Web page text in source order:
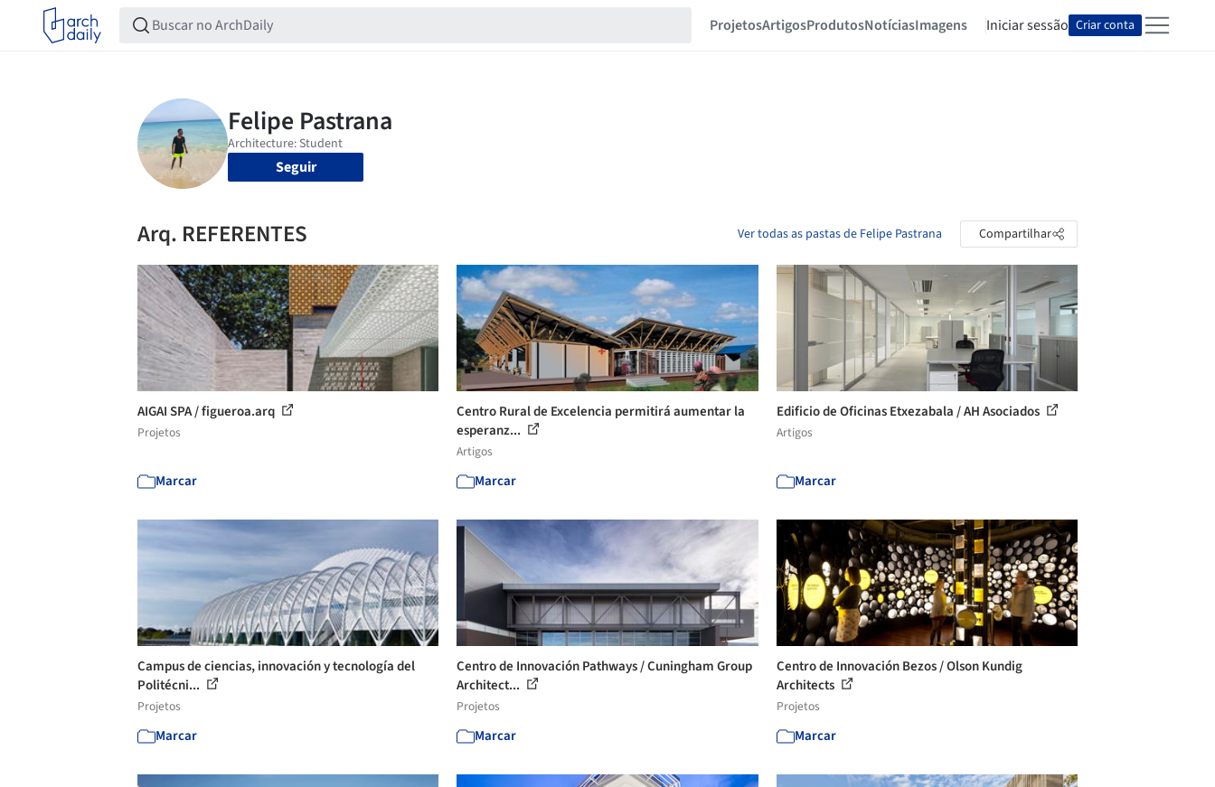
ProjetosArtigosProdutosNotíciasImagens Iniciar sessão Criar conta
Seguir
Arq. REFERENTES Ver todas as pastas de Felipe Pastrana Compartilhar
AIGAI SPA / figueroa.arq
Projetos
Marcar
Centro Rural de Excelencia permitirá aumentar la
esperanz...
Artigos
Marcar
Edificio de Oficinas Etxezabala / AH Asociados
Artigos
Marcar
Campus de ciencias, innovación y tecnología del
Politécni...
Projetos
Marcar
Centro de Innovación Pathways / Cuningham Group
Architect...
Projetos
Marcar
Centro de Innovación Bezos / Olson Kundig
Architects
Projetos
Marcar